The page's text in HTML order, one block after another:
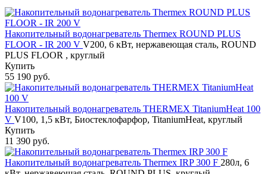
Накопительный водонагреватель Thermex ROUND PLUS
FLOOR - IR 200 V V200, 6 кВт, нержавеющая сталь, ROUND
PLUS FLOOR , круглый
Купить
55 190 руб.
Накопительный водонагреватель THERMEX TitaniumHeat 100
V V100, 1,5 кВт, Биостеклофарфор, TitaniumHeat, круглый
Купить
11 390 руб.
Накопительный водонагреватель Thermex IRP 300 F 280л, 6